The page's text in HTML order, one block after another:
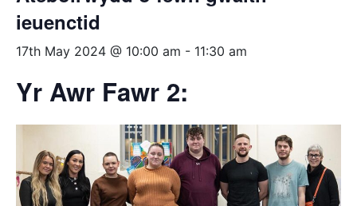
ieuenctid
17th May 2024 @ 10:00 am - 11:30 am
Yr Awr Fawr 2: